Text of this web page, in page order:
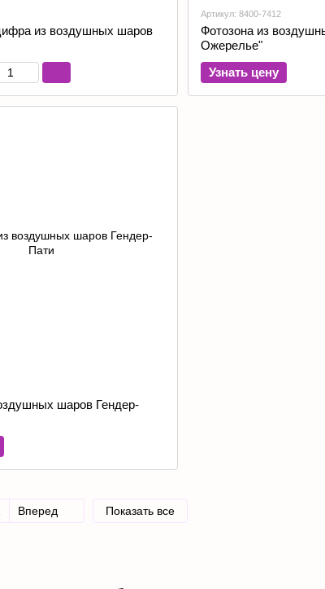
из воздушных шаров
Артикул: 8400-7412
Фотозона из
Ожерелье"
Узнать цену
шаров Гендер-
Вперед Показать все